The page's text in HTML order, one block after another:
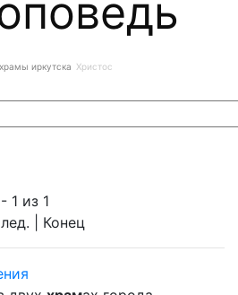
храмы иркутска Христос
1 из 1
| Конец